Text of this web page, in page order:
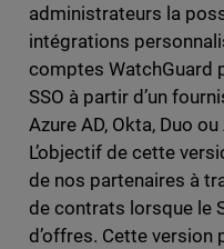
administrateurs la
intégrations
comptes WatchGuard
SSO à partir d’un
Azure AD, Okta, Duo
L’objectif de cette
de nos partenaires à
de contrats lorsque le
d’offres. Cette version